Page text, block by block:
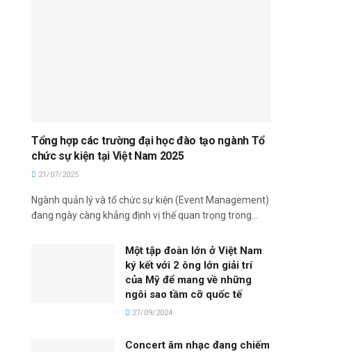
Tổng hợp các trường đại học đào tạo ngành Tổ
chức sự kiện tại Việt Nam 2025
21/07/2025
Ngành quản lý và tổ chức sự kiện (Event Management)
đang ngày càng khẳng định vị thế quan trọng trong...
Một tập đoàn lớn ở Việt Nam
ký kết với 2 ông lớn giải trí
của Mỹ để mang về những
ngôi sao tầm cỡ quốc tế
27/09/2024
Concert âm nhạc đang chiếm